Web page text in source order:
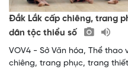
Đắk Lắk cấp chiêng, trang
dân tộc thiểu số
VOV4 - Sở Văn hóa, Thể
chiêng, trang phục, trang